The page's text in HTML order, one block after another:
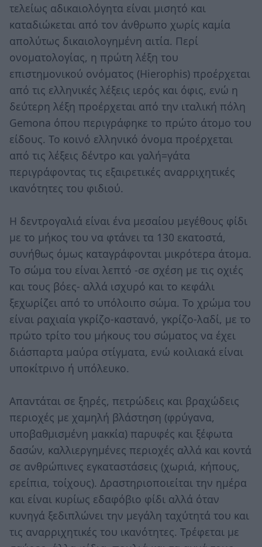
τελείως αδικαιολόγητα είναι μισητό και
καταδιώκεται από τον άνθρωπο χωρίς καμία
απολύτως δικαιολογημένη αιτία. Περί
ονοματολογίας, η πρώτη λέξη του
επιστημονικού ονόματος (Hierophis) προέρχεται
από τις ελληνικές λέξεις ιερός και όφις, ενώ η
δεύτερη λέξη προέρχεται από την ιταλική πόλη
Gemona όπου περιγράφηκε το πρώτο άτομο του
είδους. Το κοινό ελληνικό όνομα προέρχεται
από τις λέξεις δέντρο και γαλή=γάτα
περιγράφοντας τις εξαιρετικές αναρριχητικές
ικανότητες του φιδιού.
Η δεντρογαλιά είναι ένα μεσαίου μεγέθους φίδι
με το μήκος του να φτάνει τα 130 εκατοστά,
συνήθως όμως καταγράφονται μικρότερα άτομα.
Το σώμα του είναι λεπτό -σε σχέση με τις οχιές
και τους βόες- αλλά ισχυρό και το κεφάλι
ξεχωρίζει από το υπόλοιπο σώμα. Το χρώμα του
είναι ραχιαία γκρίζο-καστανό, γκρίζο-λαδί, με το
πρώτο τρίτο του μήκους του σώματος να έχει
διάσπαρτα μαύρα στίγματα, ενώ κοιλιακά είναι
υποκίτρινο ή υπόλευκο.
Απαντάται σε ξηρές, πετρώδεις και βραχώδεις
περιοχές με χαμηλή βλάστηση (φρύγανα,
υποβαθμισμένη μακκία) παρυφές και ξέφωτα
δασών, καλλιεργημένες περιοχές αλλά και κοντά
σε ανθρώπινες εγκαταστάσεις (χωριά, κήπους,
ερείπια, τοίχους). Δραστηριοποιείται την ημέρα
και είναι κυρίως εδαφόβιο φίδι αλλά όταν
κυνηγά ξεδιπλώνει την μεγάλη ταχύτητά του και
τις αναρριχητικές του ικανότητες. Τρέφεται με